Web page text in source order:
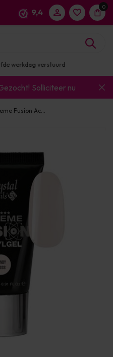
9,4
0
alle bekende merken
Solliciteer nu
Fusion Ac...